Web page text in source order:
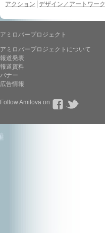
アクション デザイン／アートワーク
アミロバープロジェクト
アミロバープロジェクトについて
報道発表
報道資料
バナー
広告情報
Follow Amilova on